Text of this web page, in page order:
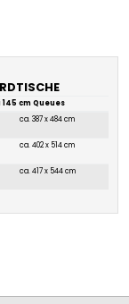
145 cm Queues
ca. 387 x 484 cm
ca. 402 x 514 cm
ca. 417 x 544 cm